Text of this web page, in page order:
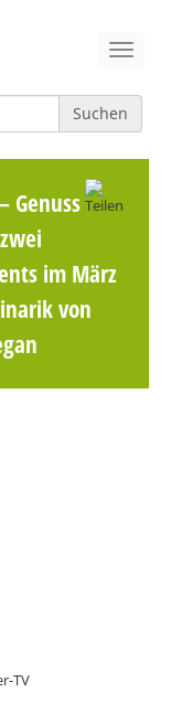
Suchen
– Genuss für
im März
von
TV